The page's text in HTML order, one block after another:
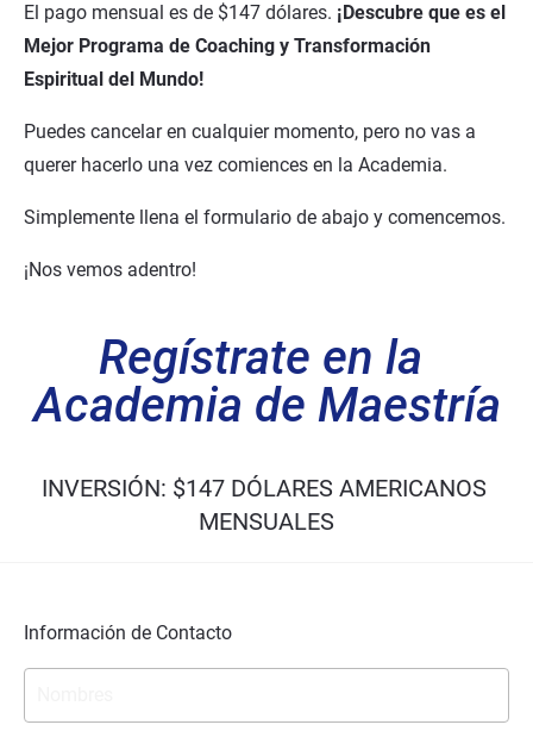
El pago mensual es de $147 dólares. ¡Descubre que es el
Mejor Programa de Coaching y Transformación
Espiritual del Mundo!
Puedes cancelar en cualquier momento, pero no vas a
querer hacerlo una vez comiences en la Academia.
Simplemente llena el formulario de abajo y comencemos.
¡Nos vemos adentro!
Regístrate en la
Academia de Maestría
INVERSIÓN: $147 DÓLARES AMERICANOS
MENSUALES
Información de Contacto